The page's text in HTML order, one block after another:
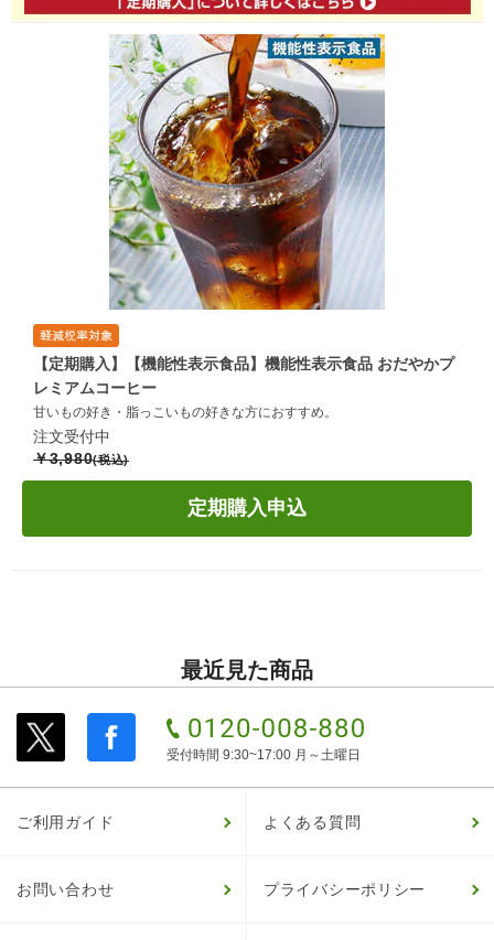
【定期購入】【機能性表示食品】機能性表示食品 おだやかプ
レミアムコーヒー
甘いもの好き・脂っこいもの好きな方におすすめ。
注文受付中
￥3,980(税込)
定期購入申込
最近見た商品
受付時間 9:30~17:00 月～土曜日
ご利用ガイド よくある質問
お問い合わせ プライバシーポリシー